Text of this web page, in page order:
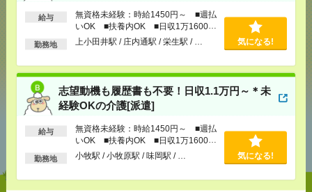
給与
無資格未経験：時給1450円～ ■週払
いOK ■扶養内OK ■日収1万1600円
以上
勤務地 上小田井駅 / 庄内通駅 / 栄生駅 / … 気になる!
志望動機も履歴書も不要！日収1.1万円～＊未
経験OKの介護[派遣]
給与
無資格未経験：時給1450円～ ■週払
いOK ■扶養内OK ■日収1万1600円
以上
勤務地 小牧駅 / 小牧原駅 / 味岡駅 / … 気になる!
気になる！
シェア ツイート ブックマーク
あなたの閲覧履歴からの
おすすめ